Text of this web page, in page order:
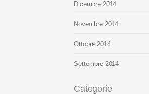
Dicembre 2014
Novembre 2014
Ottobre 2014
Settembre 2014
Categorie